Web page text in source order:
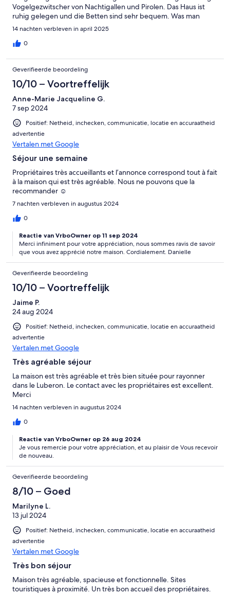
Vogelgezwitscher von Nachtigallen und Pirolen. Das Haus ist
ruhig gelegen und die Betten sind sehr bequem. Was man
allerdings wissen sollte: Bettwäsche und Handtücher muss man
selbst mitbringen oder vorher mit den Vermietern vereinbaren,
dass man etwas bekommt. Das Haus ist innen sehr kühl, was
Frühling reist, kann es im Haus sehr kalt sein. Ansonsten ist das
Haus sauber und ansprechend eingerichtet.
14 nachten verbleven in april 2025
0
Geverifieerde beoordeling
10/10 – Voortreffelijk
Anne-Marie Jacqueline G.
7 sep 2024
Positief: Netheid, inchecken, communicatie, locatie en accuraatheid
advertentie
Vertalen met Google
Séjour une semaine
Propriétaires très accueillants et l’annonce correspond tout à fait
à la maison qui est très agréable. Nous ne pouvons que la
recommander ☺️
7 nachten verbleven in augustus 2024
0
Reactie van VrboOwner op 11 sep 2024
Merci infiniment pour votre appréciation, nous sommes ravis de savoir
que vous avez apprécié notre maison. Cordialement. Danielle
Geverifieerde beoordeling
10/10 – Voortreffelijk
Jaime P.
24 aug 2024
Positief: Netheid, inchecken, communicatie, locatie en accuraatheid
advertentie
Vertalen met Google
Très agréable séjour
La maison est très agréable et très bien située pour rayonner
dans le Luberon. Le contact avec les propriétaires est excellent.
Merci
14 nachten verbleven in augustus 2024
0
Reactie van VrboOwner op 26 aug 2024
Je vous remercie pour votre appréciation, et au plaisir de Vous recevoir
de nouveau.
Geverifieerde beoordeling
8/10 – Goed
Marilyne L.
13 jul 2024
Positief: Netheid, inchecken, communicatie, locatie en accuraatheid
advertentie
Vertalen met Google
Très bon séjour
Maison très agréable, spacieuse et fonctionnelle. Sites
touristiques à proximité. Un très bon accueil des propriétaires.